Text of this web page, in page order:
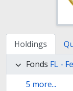
Holdings
Fonds FL -
5 more...